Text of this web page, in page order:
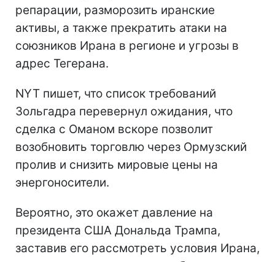
репарации, разморозить иранские
активы, а также прекратить атаки на
союзников Ирана в регионе и угрозы в
адрес Тегерана.
NYT пишет, что список требований
Зольгадра перевернул ожидания, что
сделка с Оманом вскоре позволит
возобновить торговлю через Ормузский
пролив и снизить мировые цены на
энергоносители.
Вероятно, это окажет давление на
президента США Дональда Трампа,
заставив его рассмотреть условия Ирана,